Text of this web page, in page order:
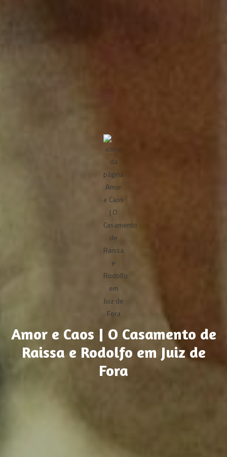
Amor e Caos | O Casamento de
Raissa e Rodolfo em Juiz de
Fora